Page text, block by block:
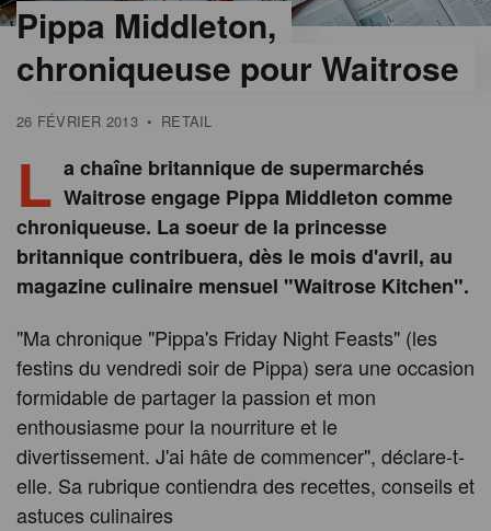
Pippa Middleton,
chroniqueuse pour Waitrose
26 FÉVRIER 2013 • RETAIL
L a chaîne britannique de supermarchés
Waitrose engage Pippa Middleton comme
chroniqueuse. La soeur de la princesse
britannique contribuera, dès le mois d'avril, au
magazine culinaire mensuel "Waitrose Kitchen".
"Ma chronique "Pippa's Friday Night Feasts" (les
festins du vendredi soir de Pippa) sera une occasion
formidable de partager la passion et mon
enthousiasme pour la nourriture et le
divertissement. J'ai hâte de commencer", déclare-t-
elle. Sa rubrique contiendra des recettes, conseils et
astuces culinaires